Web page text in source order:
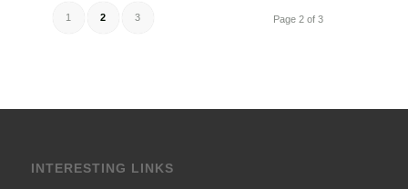
Page 2 of 3
1 2 3
INTERESTING LINKS